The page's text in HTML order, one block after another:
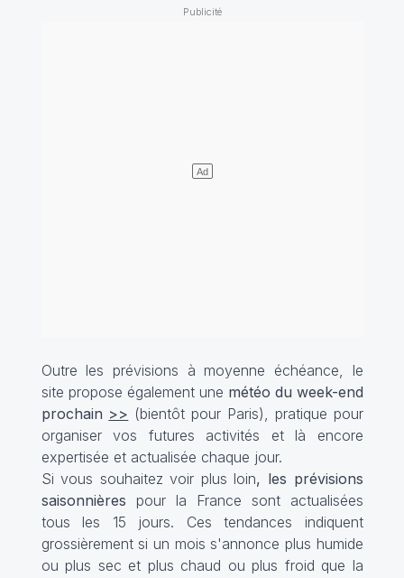
Outre les prévisions à moyenne échéance, le
site propose également une météo du week-end
prochain >> (bientôt pour Paris), pratique pour
organiser vos futures activités et là encore
expertisée et actualisée chaque jour.
Si vous souhaitez voir plus loin, les prévisions
saisonnières pour la France sont actualisées
tous les 15 jours. Ces tendances indiquent
grossièrement si un mois s'annonce plus humide
ou plus sec et plus chaud ou plus froid que la